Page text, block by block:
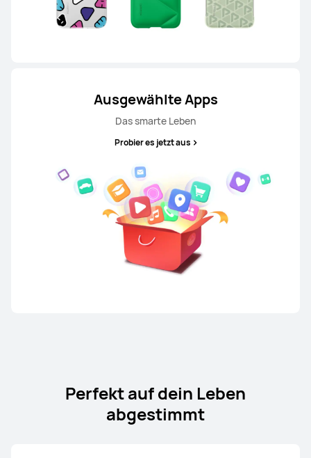
Ausgewählte Apps
Das smarte Leben
Probier es jetzt aus
Perfekt auf dein Leben
abgestimmt